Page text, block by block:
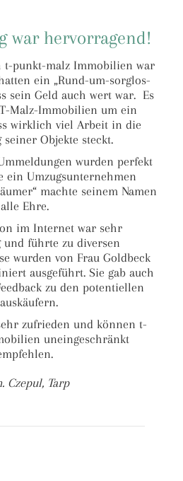
war hervorragend!
t-punkt-malz Immobilien war
ein „Rund-um-sorglos-
sein Geld auch wert war. Es
Malz-Immobilien um ein
wirklich viel Arbeit in die
seiner Objekte steckt.
wurden perfekt
ein Umzugsunternehmen
machte seinem Namen
alle Ehre.
im Internet war sehr
und führte zu diversen
wurden von Frau Goldbeck
ausgeführt. Sie gab auch
zu den potentiellen
zufrieden und können t-
uneingeschränkt
Czepul, Tarp